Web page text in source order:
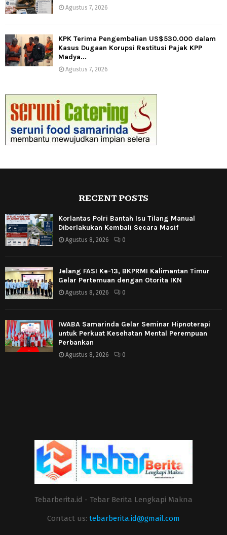
Agustus 7, 2026
KPK Terima Pengembalian US$530.000 dalam
Kasus Dugaan Korupsi Restitusi Pajak KPP
Madya...
Agustus 7, 2026
RECENT POSTS
Korlantas Polri Bantah Isu Tilang Manual
Diberlakukan Kembali Secara Masif
Agustus 8, 2026 0
Jelang FASI Ke-13, BKPRMI Kalimantan Timur
Gelar Pertemuan dengan Otorita IKN
Agustus 8, 2026 0
IWABA Samarinda Gelar Seminar Hipnoterapi
untuk Perkuat Kesehatan Mental Perempuan
Perbankan
Agustus 8, 2026 0
Tebarberita.id - Tebar Berita Lengkapi Makna
Contact us: tebarberita.id@gmail.com